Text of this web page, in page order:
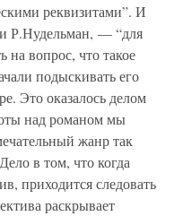
реквизитами”. И
Р.Нудельман, — “для
на вопрос, что такое
подыскивать его
Это оказалось делом
над романом мы
жанр так
в том, что когда
приходится следовать
раскрывает